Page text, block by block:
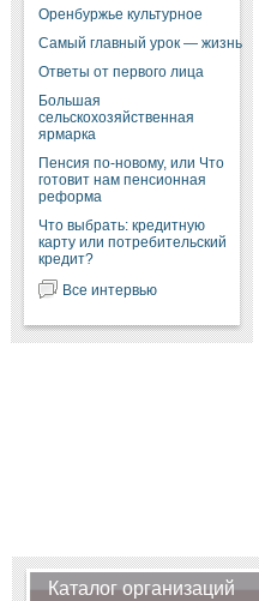
Оренбуржье культурное
Самый главный урок — жизнь
Ответы от первого лица
Большая
сельскохозяйственная
ярмарка
Пенсия по-новому, или Что
готовит нам пенсионная
реформа
Что выбрать: кредитную
карту или потребительский
кредит?
Все интервью
Каталог организаций